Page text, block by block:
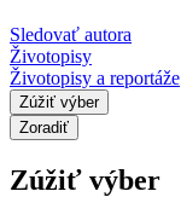
Sledovať autora
Životopisy
Životopisy a reportáže
Zúžiť výber
Zoradiť
Zúžiť výber